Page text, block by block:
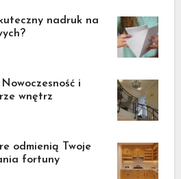
nadruk na
i
wnętrz
odmienią Twoje
fortuny